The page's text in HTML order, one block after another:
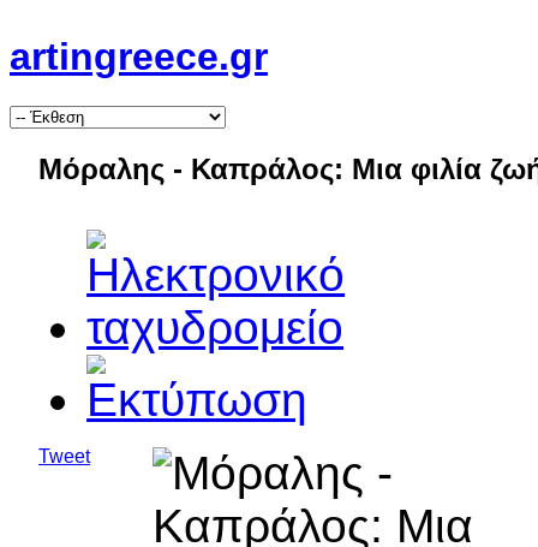
artingreece.gr
Μόραλης - Καπράλος: Μια φιλία
Tweet